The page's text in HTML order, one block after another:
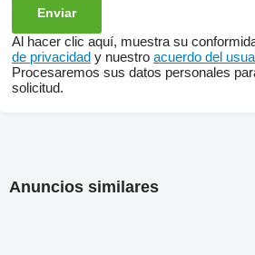
Al hacer clic aquí, muestra su
de privacidad y nuestro acuerdo del
Procesaremos sus datos personales
solicitud.
Anuncios similares